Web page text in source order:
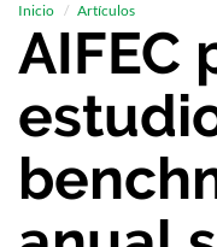
Inicio Artículos
AIFEC